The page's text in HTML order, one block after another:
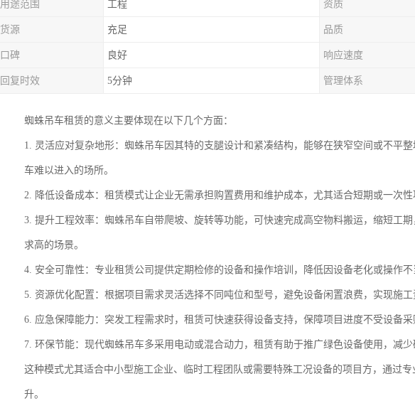
用途范围 工程 资质
货源 充足 品质
口碑 良好 响应速度
回复时效 5分钟 管理体系
蜘蛛吊车租赁的意义主要体现在以下几个方面：
1. 灵活应对复杂地形：蜘蛛吊车因其特的支腿设计和紧凑结构，能够在狭窄空间或不平
车难以进入的场所。
2. 降低设备成本：租赁模式让企业无需承担购置费用和维护成本，尤其适合短期或一次性
3. 提升工程效率：蜘蛛吊车自带爬坡、旋转等功能，可快速完成高空物料搬运，缩短工
求高的场景。
4. 安全可靠性：专业租赁公司提供定期检修的设备和操作培训，降低因设备老化或操作不
5. 资源优化配置：根据项目需求灵活选择不同吨位和型号，避免设备闲置浪费，实现施工
6. 应急保障能力：突发工程需求时，租赁可快速获得设备支持，保障项目进度不受设备采
7. 环保节能：现代蜘蛛吊车多采用电动或混合动力，租赁有助于推广绿色设备使用，减少
这种模式尤其适合中小型施工企业、临时工程团队或需要特殊工况设备的项目方，通过
升。